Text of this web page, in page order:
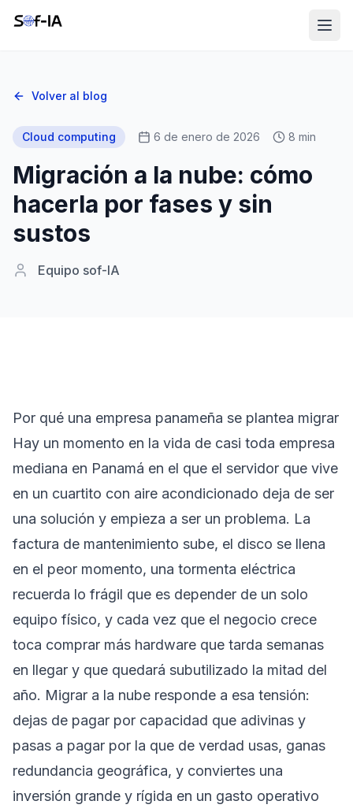
Volver al blog
Cloud computing 6 de enero de 2026 8 min
Migración a la nube: cómo
hacerla por fases y sin
sustos
Equipo sof-IA
Por qué una empresa panameña se plantea migrar
Hay un momento en la vida de casi toda empresa
mediana en Panamá en el que el servidor que vive
en un cuartito con aire acondicionado deja de ser
una solución y empieza a ser un problema. La
factura de mantenimiento sube, el disco se llena
en el peor momento, una tormenta eléctrica
recuerda lo frágil que es depender de un solo
equipo físico, y cada vez que el negocio crece
toca comprar más hardware que tarda semanas
en llegar y que quedará subutilizado la mitad del
año. Migrar a la nube responde a esa tensión:
dejas de pagar por capacidad que adivinas y
pasas a pagar por la que de verdad usas, ganas
redundancia geográfica, y conviertes una
inversión grande y rígida en un gasto operativo